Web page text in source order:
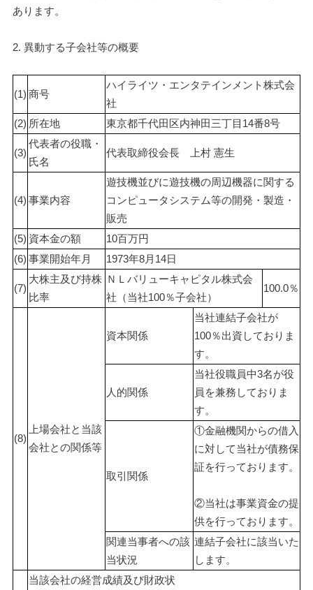
あります。
2. 異動する子会社等の概要
(1) 商号
ハイライツ・エンタテインメント株式会
社
(2) 所在地 東京都千代田区内神田三丁目14番8号
(3)
代表者の役職・
氏名
代表取締役会長　上村 憲生
(4) 事業内容
遊技機並びに遊技機の周辺機器に関する
コンピュータシステム等の開発・製造・
販売
(5) 資本金の額
10百万円
(6) 事業開始年月 1973年8月14日
(7)
大株主及び持株
比率
ＮＬバリューキャピタル株式会
社（当社100％子会社）
100.0％
(8)
上場会社と当該
会社との関係等
資本関係
当社連結子会社が
100％出資しておりま
す。
人的関係
当社役職員中3名が役
員を兼務しておりま
す。
取引関係
①金融機関からの借入
に対して当社が債務保
証を行っております。
②当社は事業資金の提
供を行っております。
関連当事者への該
当状況
連結子会社に該当いた
します。
当該会社の経営成績及び財政状